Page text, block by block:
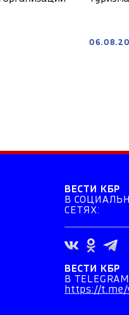
ВЕСТИ КБР
В
СЕТЯХ:
ВЕСТИ КБР
В
https://